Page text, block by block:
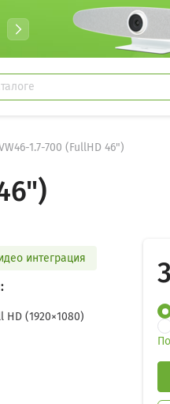
1.7-700 (FullHD 46")
интеграция
HD (1920×1080)